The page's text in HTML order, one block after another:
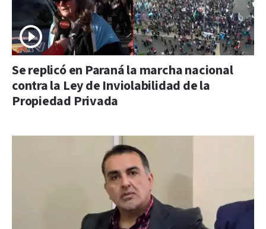
Se replicó en Paraná la marcha nacional
contra la Ley de Inviolabilidad de la
Propiedad Privada